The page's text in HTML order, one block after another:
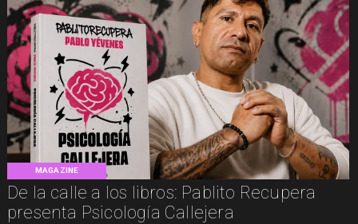
MAGAZINE
De la calle a los libros: Pablito Recupera
presenta Psicología Callejera